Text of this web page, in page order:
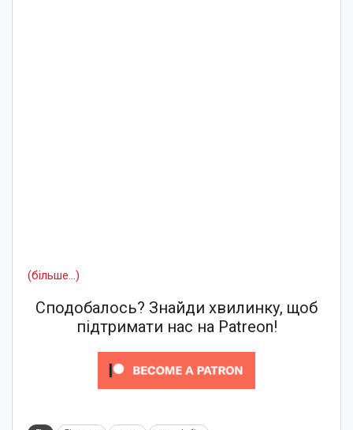
(більше…)
Сподобалось? Знайди хвилинку, щоб
підтримати нас на Patreon!